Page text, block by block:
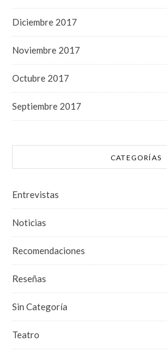
Diciembre 2017
Noviembre 2017
Octubre 2017
Septiembre 2017
CATEGORÍAS
Entrevistas
Noticias
Recomendaciones
Reseñas
Sin Categoría
Teatro